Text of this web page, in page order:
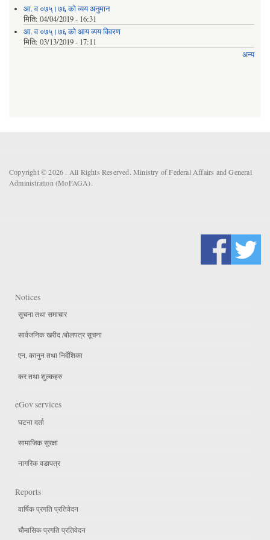
आ. व ०७५्।७६ को व्यय अनुमान
मिति: 04/04/2019 - 16:31
आ. व ०७५्।७६ को आय व्यय विवरण
मिति: 03/13/2019 - 17:11
अन्य
Copyright © 2026 . All Rights Reserved. Ministry of Federal Affairs and General
Administration (MoFAGA).
Notices
सूचना तथा समाचार
सार्वजनिक खरीद /बोलपत्र सूचना
एन, कानुन तथा निर्देशिका
कर तथा शुल्कहरु
eGov services
घटना दर्ता
सामाजिक सुरक्षा
नागरिक वडापत्र
Reports
वार्षिक प्रगति प्रतिवेदन
चौमासिक प्रगति प्रतिवेदन